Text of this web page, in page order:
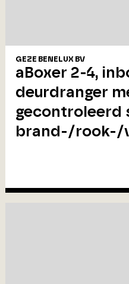
GEZE BENELUX BV
aBoxer 2-4,
deurdranger
gecontroleerd
brand-/rook-/